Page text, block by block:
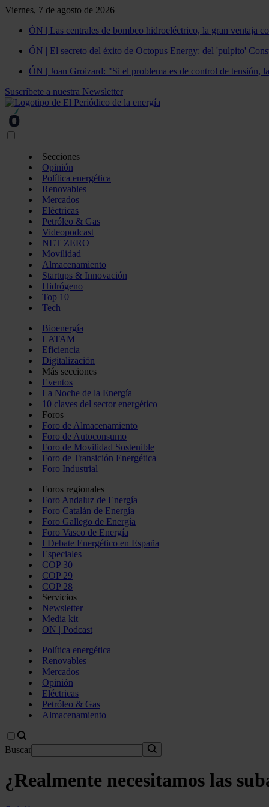
Viernes, 7 de agosto de 2026
ÓN | Las centrales de bombeo hidroeléctrico, la gran ventaja
ÓN | El secreto del éxito de Octopus Energy: del 'pulpito'
ÓN | Joan Groizard: "Si el problema es de control de tensión,
Suscríbete a nuestra Newsletter
Secciones
Opinión
Política energética
Renovables
Mercados
Eléctricas
Petróleo & Gas
Videopodcast
NET ZERO
Movilidad
Almacenamiento
Startups & Innovación
Hidrógeno
Top 10
Tech
Bioenergía
LATAM
Eficiencia
Digitalización
Más secciones
Eventos
La Noche de la Energía
10 claves del sector energético
Foros
Foro de Almacenamiento
Foro de Autoconsumo
Foro de Movilidad Sostenible
Foro de Transición Energética
Foro Industrial
Foros regionales
Foro Andaluz de Energía
Foro Catalán de Energía
Foro Gallego de Energía
Foro Vasco de Energía
I Debate Energético en España
Especiales
COP 30
COP 29
COP 28
Servicios
Newsletter
Media kit
ON | Podcast
Política energética
Renovables
Mercados
Opinión
Eléctricas
Petróleo & Gas
Almacenamiento
Buscar
¿Realmente necesitamos las